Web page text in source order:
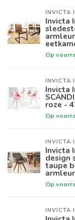
INVICTA
Invicta
Op
INVICTA
Invicta
roze -
Op
INVICTA
Invicta
design
taupe
Op
INVICTA